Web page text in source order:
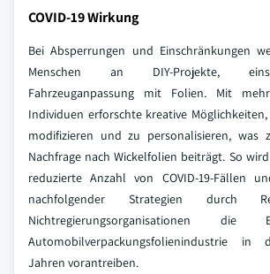
COVID-19 Wirkung
Bei Absperrungen und Einschränkungen
Menschen an DIY-Projekte,
Fahrzeuganpassung mit Folien. Mit
Individuen erforschte kreative
modifizieren und zu personalisieren, was
Nachfrage nach Wickelfolien beiträgt. So
reduzierte Anzahl von COVID-19-Fällen
nachfolgender Strategien durch
Nichtregierungsorganisationen die
Automobilverpackungsfolienindustrie in
Jahren vorantreiben.